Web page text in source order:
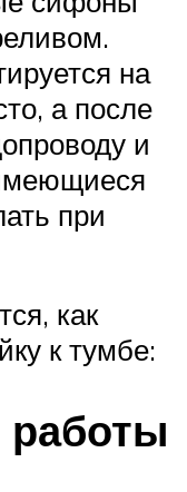
на
а после
и
при
как
к тумбе: